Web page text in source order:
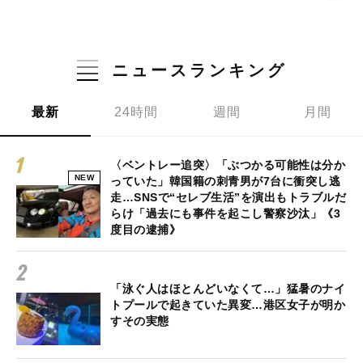
ニュースランキング
最新 24時間 週間 月間
NEW
〈ベントレー追突〉「ぶつかる可能性は分か
っていた」韓国籍の刺青男が7台に衝突し逃
走…SNSで“セレブ生活”を演出もトラブルだ
らけ「過去にも事件を起こし警察沙汰」《3
度目の逮捕》
「泳ぐ人はほとんどいなくて…」猛暑のナイ
トプールで起きていた異変…港区女子が明か
すその実態